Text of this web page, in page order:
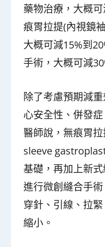
藥物治療，大概
痕胃拉提(內視鏡
大概可減15%到
手術，大概可減
除了考慮預期減
心安全性、併發
醫師說，無痕胃
sleeve
基礎，再加上新
進行微創縫合手
穿針、引線、拉
縮小。